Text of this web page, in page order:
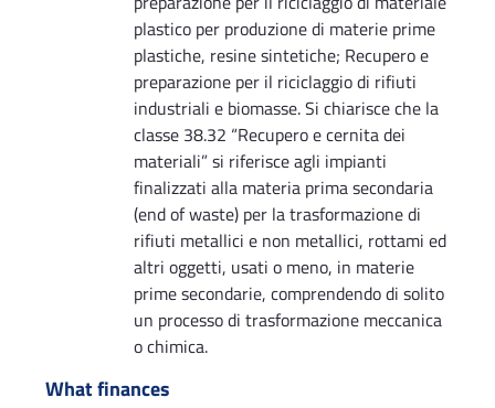
plastico per produzione di materie prime
plastiche, resine sintetiche; Recupero e
preparazione per il riciclaggio di rifiuti
industriali e biomasse. Si chiarisce che la
classe 38.32 “Recupero e cernita dei
materiali” si riferisce agli impianti
finalizzati alla materia prima secondaria
(end of waste) per la trasformazione di
rifiuti metallici e non metallici, rottami ed
altri oggetti, usati o meno, in materie
prime secondarie, comprendendo di solito
un processo di trasformazione meccanica
o chimica.
What finances